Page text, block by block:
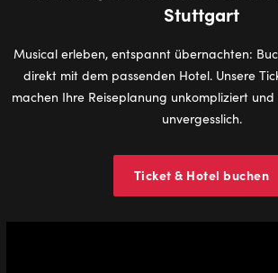
Stuttgart
Musical erleben, entspannt übernachten:
direkt mit dem passenden Hotel. Unsere
machen Ihre Reiseplanung unkompliziert
unvergesslich.
Ticket & Hotel buchen